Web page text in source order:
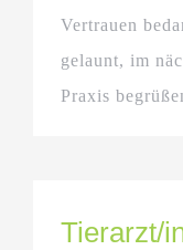
Vertrauen
gelaunt, im
Praxis
Tierarzt/